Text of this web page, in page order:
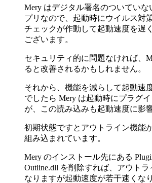
Mery はデジタル署名のついてい
プリなので、起動時にウイルス対
チェックが作動して起動速度を遅
ございます。
セキュリティ的に問題なければ、
ると改善されるかもしれません。
それから、機能を減らして起動速
でしたら Mery は起動時にプラグ
が、この読み込みも起動速度に影
初期状態ですとアウトライン機能
組み込まれています。
Mery のインストール先にある
Outline.dll を削除すれば、アウトラ
なりますが起動速度が若干速くな